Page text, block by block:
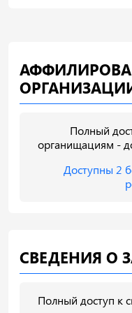
Полный
органищациям -
Доступны 2
СВЕДЕНИЯ О
Полный доступ к